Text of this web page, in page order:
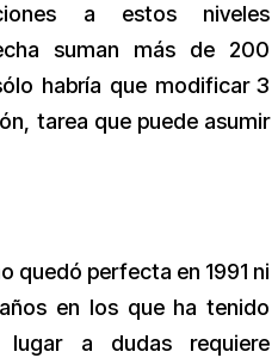
a estos niveles
suman más de 200
habría que modificar 3
tarea que puede asumir
quedó perfecta en 1991 ni
en los que ha tenido
lugar a dudas requiere